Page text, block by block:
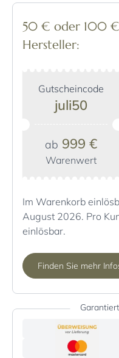
50 € oder 100 €
Hersteller:
Gutscheincode
juli50
ab 999 €
Warenwert
Im Warenkorb
August 2026. Pro
einlösbar.
Finden Sie mehr